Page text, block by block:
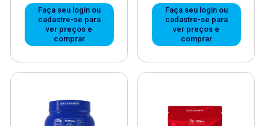
Faça seu login ou
cadastre-se para
ver preços e
comprar
Faça seu login ou
cadastre-se para
ver preços e
comprar